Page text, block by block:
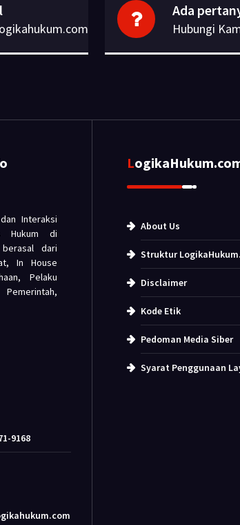
Ada
Hubungi
Interaksi
Hukum di
dari
In House
Pelaku
9168
About Us
Struktur
Disclaimer
Kode Etik
Pedoman Media Siber
Syarat Penggunaan